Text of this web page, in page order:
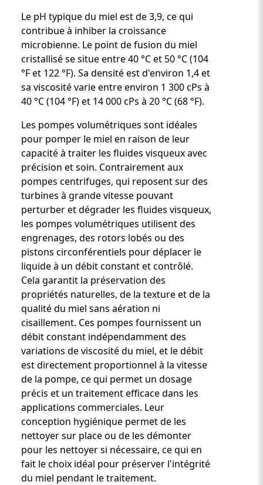
Le pH typique du miel est de 3,9, ce qui
contribue à inhiber la croissance
microbienne. Le point de fusion du miel
cristallisé se situe entre 40 °C et 50 °C (104
°F et 122 °F). Sa densité est d'environ 1,4 et
sa viscosité varie entre environ 1 300 cPs à
40 °C (104 °F) et 14 000 cPs à 20 °C (68 °F).
Les pompes volumétriques sont idéales
pour pomper le miel en raison de leur
capacité à traiter les fluides visqueux avec
précision et soin. Contrairement aux
pompes centrifuges, qui reposent sur des
turbines à grande vitesse pouvant
perturber et dégrader les fluides visqueux,
les pompes volumétriques utilisent des
engrenages, des rotors lobés ou des
pistons circonférentiels pour déplacer le
liquide à un débit constant et contrôlé.
Cela garantit la préservation des
propriétés naturelles, de la texture et de la
qualité du miel sans aération ni
cisaillement. Ces pompes fournissent un
débit constant indépendamment des
variations de viscosité du miel, et le débit
est directement proportionnel à la vitesse
de la pompe, ce qui permet un dosage
précis et un traitement efficace dans les
applications commerciales. Leur
conception hygiénique permet de les
nettoyer sur place ou de les démonter
pour les nettoyer si nécessaire, ce qui en
fait le choix idéal pour préserver l'intégrité
du miel pendant le traitement.